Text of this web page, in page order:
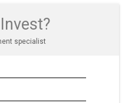
specialist